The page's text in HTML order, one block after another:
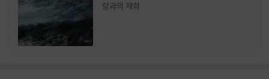
랑과의 재회